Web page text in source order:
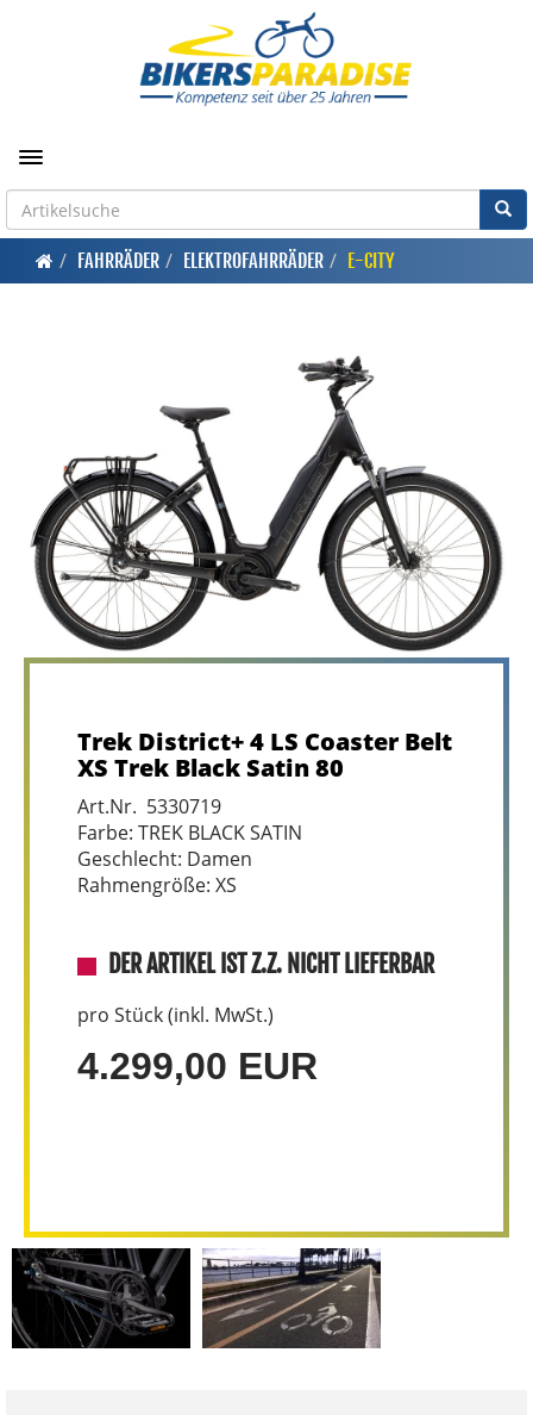
Toggle navigation
FAHRRÄDER ELEKTROFAHRRÄDER E-CITY
Trek District+ 4 LS Coaster Belt
XS Trek Black Satin 80
Art.Nr. 5330719
Farbe: TREK BLACK SATIN
Geschlecht: Damen
Rahmengröße: XS
DER ARTIKEL IST Z.Z. NICHT LIEFERBAR
pro Stück (inkl. MwSt.)
4.299,00 EUR